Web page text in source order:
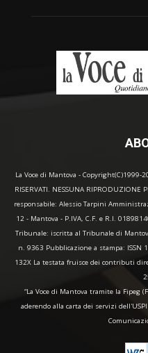
La Voce di Mantova - Copyright(C)1999-
RISERVATI. NESSUNA RIPRODUZIONE
responsabile: Alessio Tarpini
12 - Mantova - P.IVA, C.F. e R.I.
Tribunale: iscritta al Tribunale di
n. 9363 Pubblicazione a stampa: ISSN
132X La testata fruisce dei contributi
“La Voce di Mantova tramite la Fipeg
aderendo alla carta dei servizi